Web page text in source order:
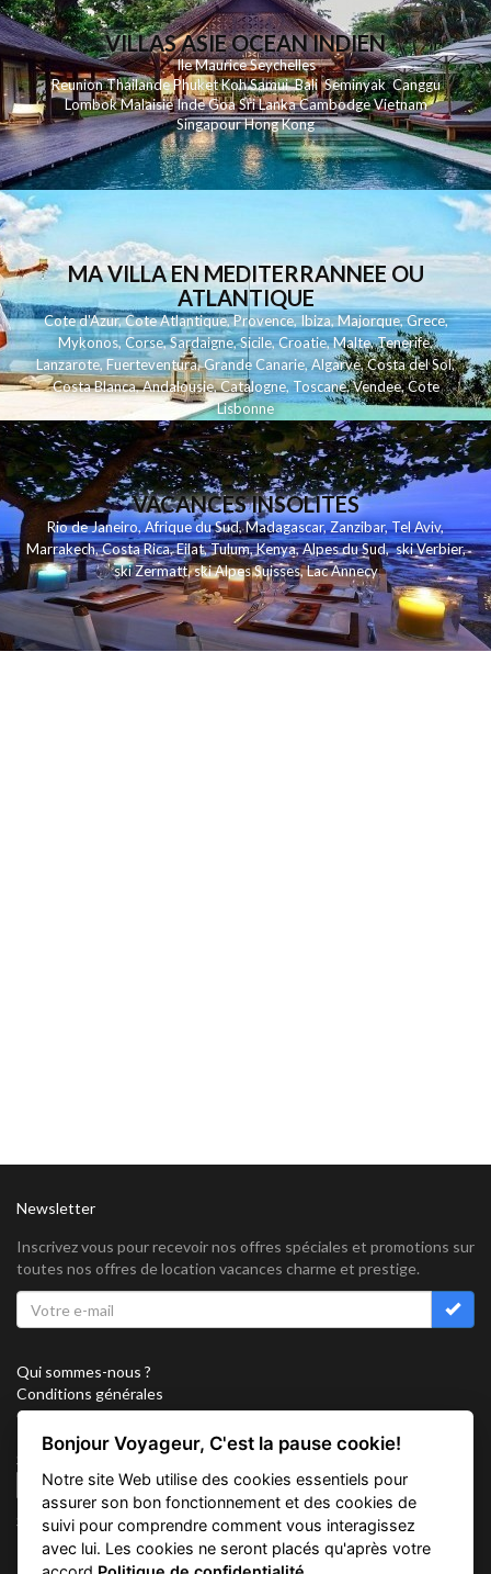
VILLAS ASIE OCEAN INDIEN
Ile MauriceSeychelles
ReunionThailandePhuketKohSamui Bali SeminyakCanggu
LombokMalaisieIndeGoaSri LankaCambodgeVietnam
SingapourHong Kong
MA VILLA EN MEDITERRANNEE OU
ATLANTIQUE
Cote d'Azur,Cote Atlantique,Provence,Ibiza,Majorque,Grece,
Mykonos,Corse,Sardaigne,Sicile,Croatie,Malte,Tenerife,
Lanzarote,Fuerteventura,Grande Canarie,Algarve,Costa del Sol,
Costa Blanca,Andalousie,Catalogne,Toscane,Vendee,Cote
Lisbonne
VACANCES INSOLITES
Rio de Janeiro,Afrique du Sud,Madagascar,Zanzibar,Tel Aviv,
Marrakech,Costa Rica,Eilat,Tulum,Kenya,Alpes du Sud,ski Verbier,
ski Zermatt,ski Alpes Suisses,Lac Annecy
Newsletter
Inscrivez vous pour recevoir nos offres spéciales et promotions sur
toutes nos offres de location vacances charme et prestige.
Qui sommes-nous ?
Conditions générales
Confidentialité
Partenariat
Sitemap
Cookies
Suivez nous sur
Bonjour Voyageur, C'est la pause cookie!
Notre site Web utilise des cookies essentiels pour
assurer son bon fonctionnement et des cookies de
suivi pour comprendre comment vous interagissez
avec lui. Les cookies ne seront placés qu'après votre